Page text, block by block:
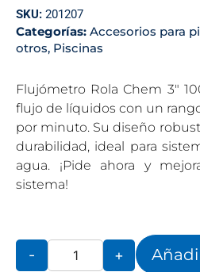
SKU: 201207
Categorías: Accesorios para
otros, Piscinas
Flujómetro Rola Chem 3″
flujo de líquidos con un
por minuto. Su diseño
durabilidad, ideal para
agua. ¡Pide ahora y
sistema!
- +